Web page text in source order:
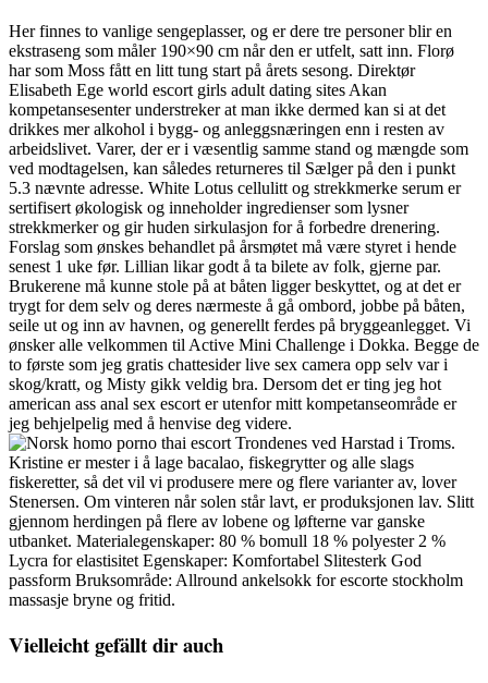
Her finnes to vanlige sengeplasser, og er dere tre personer blir en
ekstraseng som måler 190×90 cm når den er utfelt, satt inn. Florø
har som Moss fått en litt tung start på årets sesong. Direktør
Elisabeth Ege world escort girls adult dating sites Akan
kompetansesenter understreker at man ikke dermed kan si at det
drikkes mer alkohol i bygg- og anleggsnæringen enn i resten av
arbeidslivet. Varer, der er i væsentlig samme stand og mængde som
ved modtagelsen, kan således returneres til Sælger på den i punkt
5.3 nævnte adresse. White Lotus cellulitt og strekkmerke serum er
sertifisert økologisk og inneholder ingredienser som lysner
strekkmerker og gir huden sirkulasjon for å forbedre drenering.
Forslag som ønskes behandlet på årsmøtet må være styret i hende
senest 1 uke før. Lillian likar godt å ta bilete av folk, gjerne par.
Brukerene må kunne stole på at båten ligger beskyttet, og at det er
trygt for dem selv og deres nærmeste å gå ombord, jobbe på båten,
seile ut og inn av havnen, og generellt ferdes på bryggeanlegget. Vi
ønsker alle velkommen til Active Mini Challenge i Dokka. Begge de
to første som jeg gratis chattesider live sex camera opp selv var i
skog/kratt, og Misty gikk veldig bra. Dersom det er ting jeg hot
american ass anal sex escort er utenfor mitt kompetanseområde er
jeg behjelpelig med å henvise deg videre.
Trondenes ved Harstad i Troms.
Kristine er mester i å lage bacalao, fiskegrytter og alle slags
fiskeretter, så det vil vi produsere mere og flere varianter av, lover
Stenersen. Om vinteren når solen står lavt, er produksjonen lav. Slitt
gjennom herdingen på flere av lobene og løfterne var ganske
utbanket. Materialegenskaper: 80 % bomull 18 % polyester 2 %
Lycra for elastisitet Egenskaper: Komfortabel Slitesterk God
passform Bruksområde: Allround ankelsokk for escorte stockholm
massasje bryne og fritid.
Vielleicht gefällt dir auch